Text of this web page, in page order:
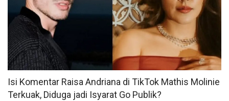
Isi Komentar Raisa Andriana di TikTok Mathis Molinie
Terkuak, Diduga jadi Isyarat Go Publik?